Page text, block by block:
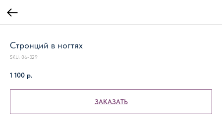
Стронций в ногтях
SKU: 06-329
1 100 р.
ЗАКАЗАТЬ